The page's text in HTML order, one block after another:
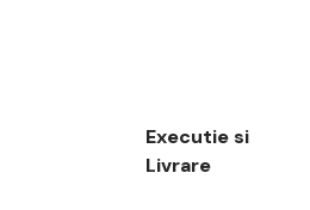
Executie si
Livrare